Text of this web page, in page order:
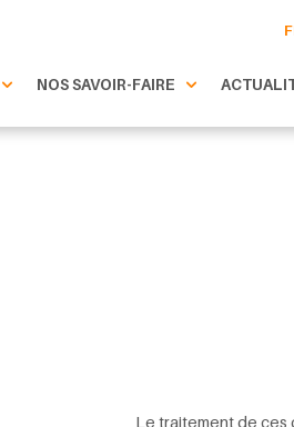
NOS SAVOIR-FAIRE
Le traitement de ces